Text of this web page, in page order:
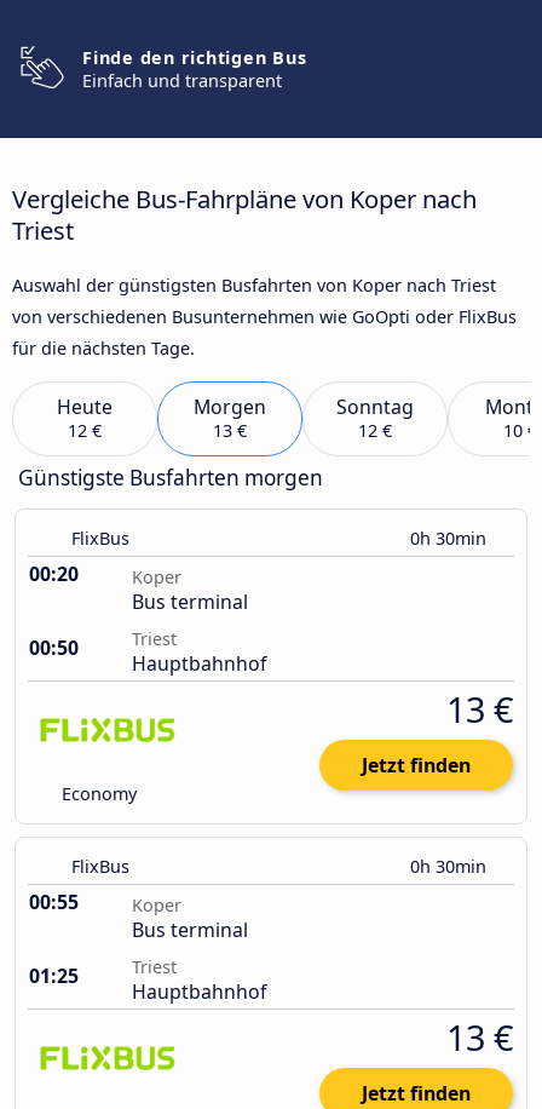
Finde den richtigen Bus
Einfach und transparent
Vergleiche Bus-Fahrpläne von Koper nach
Triest
Auswahl der günstigsten Busfahrten von Koper nach Triest
von verschiedenen Busunternehmen wie GoOpti oder FlixBus
für die nächsten Tage.
Heute
12 €
Morgen
13 €
Sonntag
12 € 10 €
Günstigste Busfahrten morgen
FlixBus 0h 30min
00:20 Koper
Bus terminal
00:50
Triest
Hauptbahnhof
Economy
13 €
Jetzt finden
FlixBus 0h 30min
00:55 Koper
Bus terminal
01:25
Triest
Hauptbahnhof
13 €
Jetzt finden